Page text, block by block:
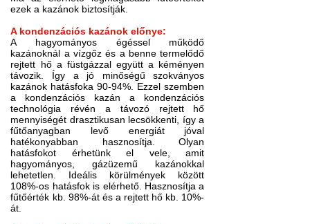
ezek a kazánok biztosítják.
A kondenzációs kazánok előnye:
A hagyományos égéssel működő
kazánoknál a vízgőz és a benne termelődő
rejtett hő a füstgázzal együtt a kéményen
távozik. Így a jó minőségű szokványos
kazánok hatásfoka 90-94%. Ezzel szemben
a kondenzációs kazán a kondenzációs
technológia révén a távozó rejtett hő
mennyiségét drasztikusan lecsökkenti, így a
fűtőanyagban levő energiát jóval
hatékonyabban hasznosítja. Olyan
hatásfokot érhetünk el vele, amit
hagyományos, gázüzemű kazánokkal
lehetetlen. Ideális körülmények között
108%-os hatásfok is elérhető. Hasznosítja a
fűtőérték kb. 98%-át és a rejtett hő kb. 10%-
át.